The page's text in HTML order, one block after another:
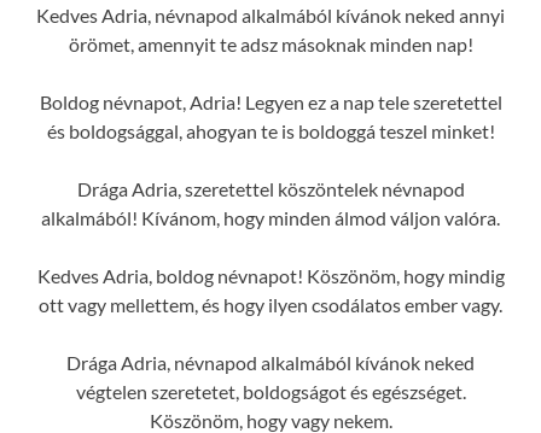
Kedves Adria, névnapod alkalmából kívánok neked annyi
örömet, amennyit te adsz másoknak minden nap!
Boldog névnapot, Adria! Legyen ez a nap tele szeretettel
és boldogsággal, ahogyan te is boldoggá teszel minket!
Drága Adria, szeretettel köszöntelek névnapod
alkalmából! Kívánom, hogy minden álmod váljon valóra.
Kedves Adria, boldog névnapot! Köszönöm, hogy mindig
ott vagy mellettem, és hogy ilyen csodálatos ember vagy.
Drága Adria, névnapod alkalmából kívánok neked
végtelen szeretetet, boldogságot és egészséget.
Köszönöm, hogy vagy nekem.